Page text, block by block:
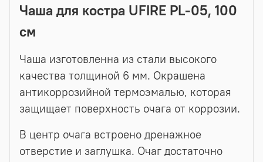
Чаша для костра UFIRE PL-05, 100
см
Чаша изготовленна из стали высокого
качества толщиной 6 мм. Окрашена
антикоррозийной термоэмалью, которая
защищает поверхность очага от коррозии.
В центр очага встроено дренажное
отверстие и заглушка. Очаг достаточно